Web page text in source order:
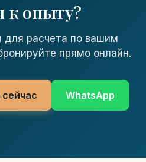
к опыту?
для расчета по вашим
прямо онлайн.
WhatsApp